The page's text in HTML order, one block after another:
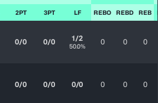
2PT 3PT LF REBO REBD REB
0/0 0/0 1/2
50.0% 0 0 0
0/0 0/0 0/0 0 0 0